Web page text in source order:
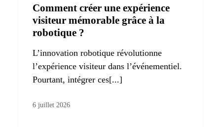
Comment créer une expérience
visiteur mémorable grâce à la
robotique ?
L’innovation robotique révolutionne
l’expérience visiteur dans l’événementiel.
Pourtant, intégrer ces[...]
6 juillet 2026